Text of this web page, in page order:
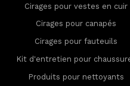
Cirages pour vestes en cuir
Cirages pour canapés
Cirages pour fauteuils
Kit d'entretien pour
Produits pour nettoyants